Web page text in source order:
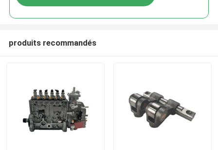
produits recommandés